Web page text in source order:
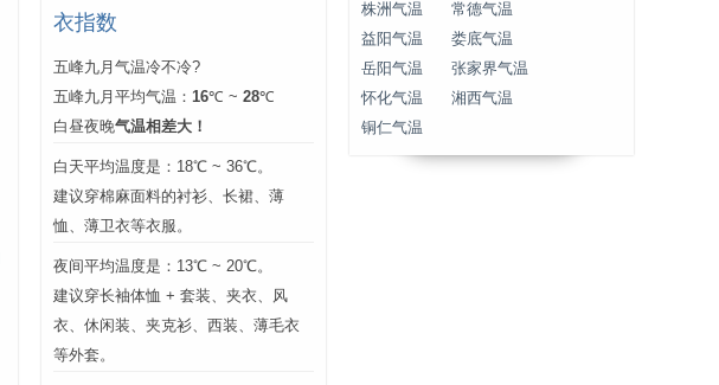
衣指数
五峰九月气温冷不冷?
五峰九月平均气温： 16℃ ~ 28℃
白昼夜晚气温相差大！
白天平均温度是：18℃ ~ 36℃。
建议穿棉麻面料的衬衫、长裙、薄
恤、薄卫衣等衣服。
夜间平均温度是：13℃ ~ 20℃。
建议穿长袖体恤 + 套装、夹衣、风
衣、休闲装、夹克衫、西装、薄毛衣
等外套。
株洲气温
常德气温
益阳气温
娄底气温
岳阳气温
张家界气温
怀化气温
湘西气温
铜仁气温